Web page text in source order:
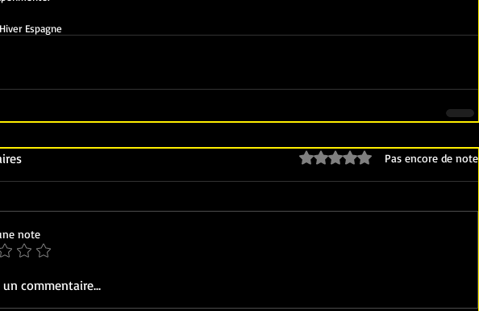
Hiver Espagne
Noté 0 étoile sur 5. Pas encore de note
note
un commentaire...